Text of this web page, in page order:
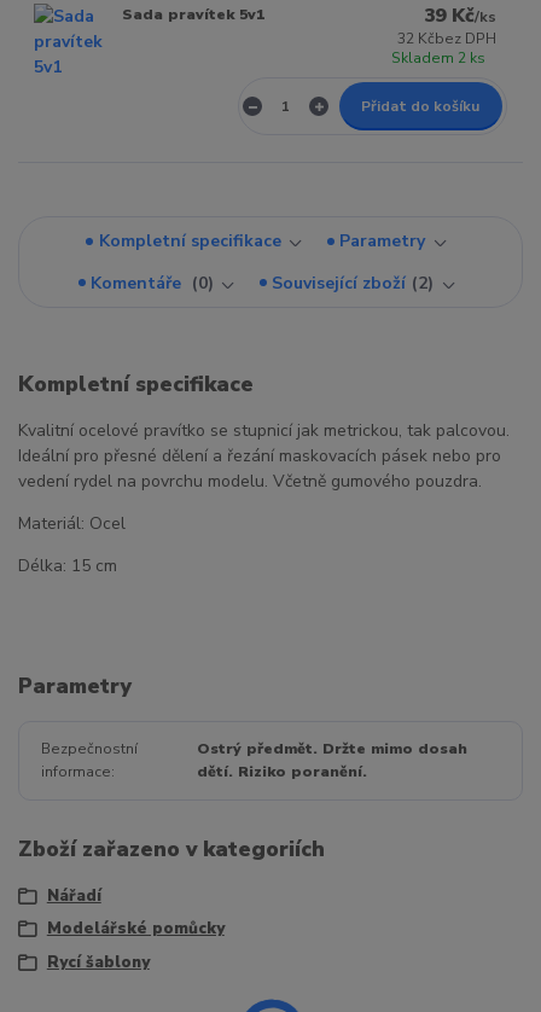
Sada pravítek 5v1 39 Kč/ks
32 Kčbez DPH
Skladem 2 ks
Přidat do košíku
Kompletní specifikace
Parametry
Komentáře
0 Související zboží 2
Kompletní specifikace
Kvalitní ocelové pravítko se stupnicí jak metrickou, tak palcovou.
Ideální pro přesné dělení a řezání maskovacích pásek nebo pro
vedení rydel na povrchu modelu. Včetně gumového pouzdra.
Materiál: Ocel
Délka: 15 cm
Parametry
Bezpečnostní
informace
Ostrý předmět. Držte mimo dosah
dětí. Riziko poranění.
Zboží zařazeno v kategoriích
Nářadí
Modelářské pomůcky
Rycí šablony